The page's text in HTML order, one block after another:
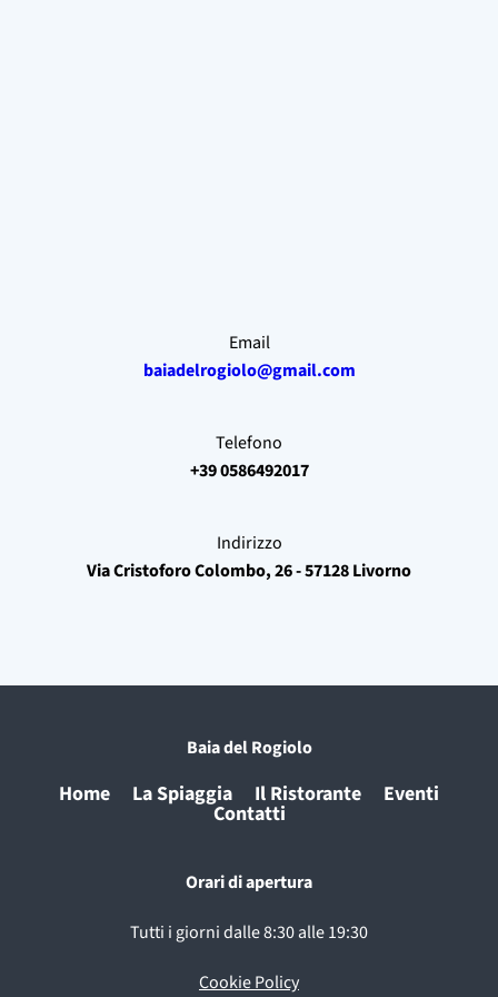
Email
baiadelrogiolo@gmail.com
Telefono
+39 0586492017
Indirizzo
Via Cristoforo Colombo, 26 - 57128 Livorno
Baia del Rogiolo
Home La Spiaggia Il Ristorante Eventi
Contatti
Orari di apertura
Tutti i giorni dalle 8:30 alle 19:30
Cookie Policy